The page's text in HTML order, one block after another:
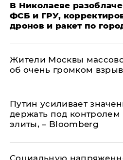
В Николаеве
ФСБ и ГРУ,
дронов и ракет по
Жители Москвы
об очень громком
Путин усиливает
держать под контролем
элиты, – Bloomberg
Социальную